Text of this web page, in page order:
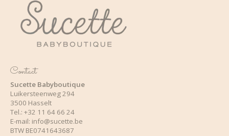
Contact
Sucette Babyboutique
Luikersteenweg 294
3500 Hasselt
Tel.: +32 11 64 66 24
E-mail: info@sucette.be
BTW BE0741643687